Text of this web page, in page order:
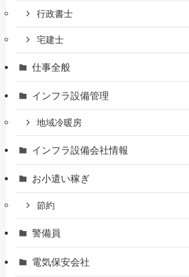
行政書士
宅建士
仕事全般
インフラ設備管理
地域冷暖房
インフラ設備会社情報
お小遣い稼ぎ
節約
警備員
電気保安会社